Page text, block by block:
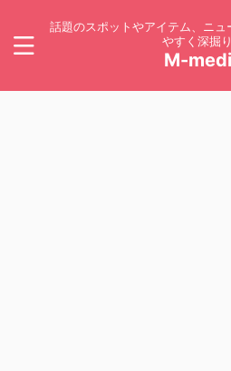
話題のスポットやアイテム、ニュ
やすく深掘り
M-